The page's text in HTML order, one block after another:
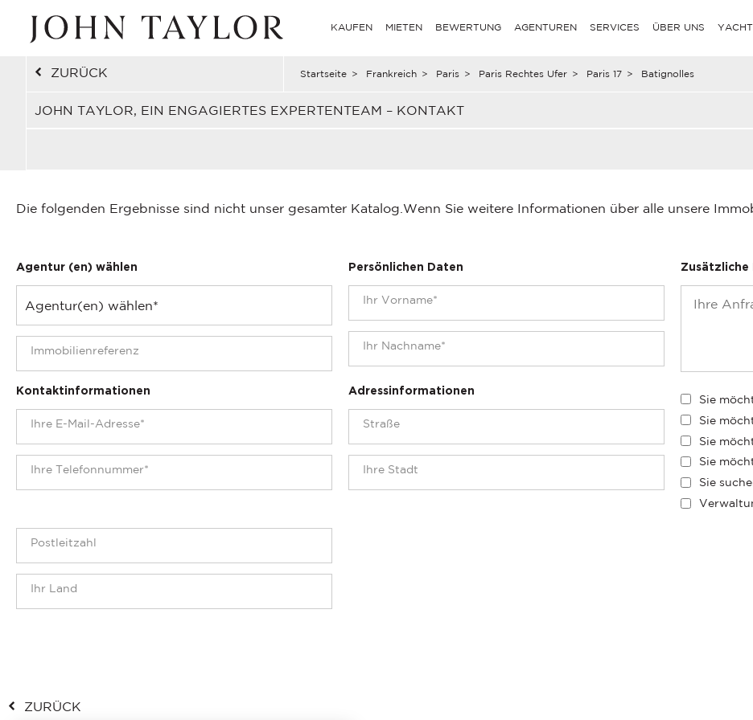
KAUFEN MIETEN BEWERTUNG AGENTUREN SERVICES ÜBER UNS
ZURÜCK Startseite > Frankreich > Paris > Paris Rechtes Ufer > Paris 17 > Batignolles
JOHN TAYLOR, EIN ENGAGIERTES EXPERTENTEAM – KONTAKT
Die folgenden Ergebnisse sind nicht unser gesamter Katalog. Wenn Sie weitere Informationen über alle unsere
Agentur (en) wählen Persönlichen Daten
Kontaktinformationen Adressinformationen
Sie
Sie
Sie
Sie
Sie
ZURÜCK